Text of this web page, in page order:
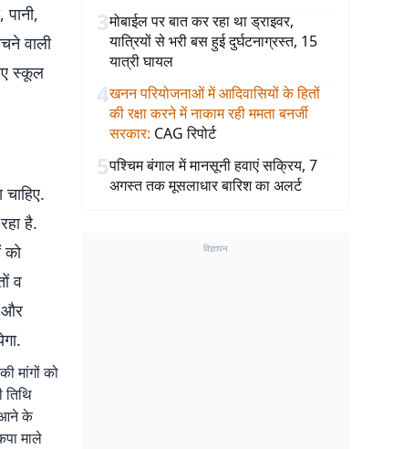
वाली
स्कूल
है.
को
व
और
मांगों को
आने के
माले
3मोबाईल पर बात कर रहा था ड्राइवर,
यात्रियों से भरी बस हुई दुर्घटनाग्रस्त, 15
यात्री घायल
4खनन परियोजनाओं में आदिवासियों के हितों
की रक्षा करने में नाकाम रही ममता बनर्जी
सरकार: CAG रिपोर्ट
5पश्चिम बंगाल में मानसूनी हवाएं सक्रिय, 7
अगस्त तक मूसलाधार बारिश का अलर्ट
विज्ञापन